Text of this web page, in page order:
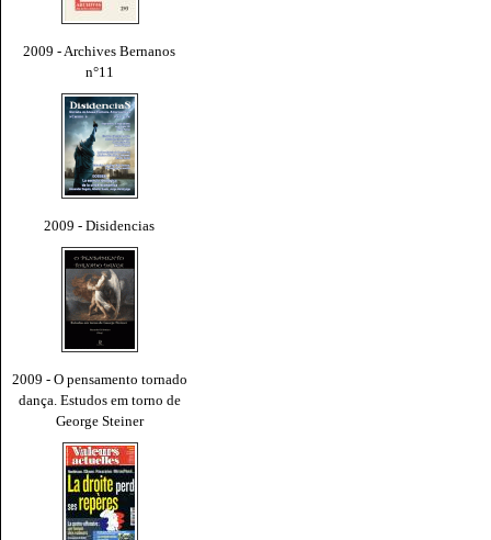
2009 - Archives Bernanos
n°11
2009 - Disidencias
2009 - O pensamento tornado
dança. Estudos em torno de
George Steiner